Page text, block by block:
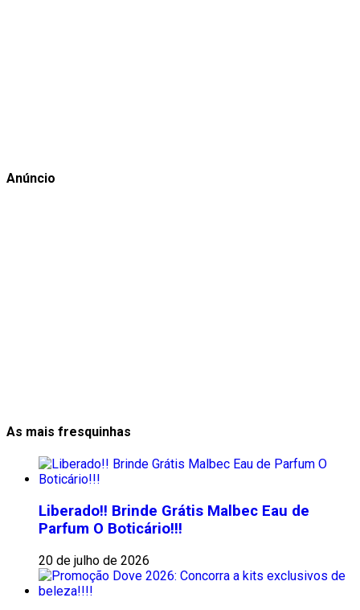
Anúncio
As mais fresquinhas
Liberado!! Brinde Grátis Malbec Eau de
Parfum O Boticário!!!
20 de julho de 2026